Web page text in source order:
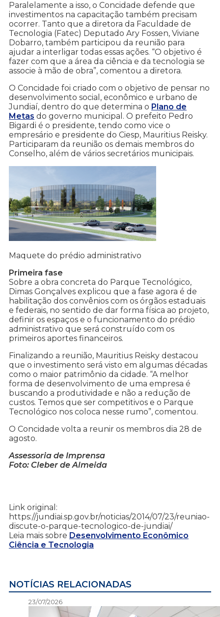
Paralelamente a isso, o Concidade defende que
investimentos na capacitação também precisam
ocorrer. Tanto que a diretora da Faculdade de
Tecnologia (Fatec) Deputado Ary Fossen, Viviane
Dobarro, também participou da reunião para
ajudar a interligar todas essas ações. “O objetivo é
fazer com que a área da ciência e da tecnologia se
associe à mão de obra”, comentou a diretora.
O Concidade foi criado com o objetivo de pensar no
desenvolvimento social, econômico e urbano de
Jundiaí, dentro do que determina o Plano de
Metas do governo municipal. O prefeito Pedro
Bigardi é o presidente, tendo como vice o
empresário e presidente do Ciesp, Mauritius Reisky.
Participaram da reunião os demais membros do
Conselho, além de vários secretários municipais.
Maquete do prédio administrativo
Primeira fase
Sobre a obra concreta do Parque Tecnológico,
Dimas Gonçalves explicou que a fase agora é de
habilitação dos convênios com os órgãos estaduais
e federais, no sentido de dar forma física ao projeto,
definir os espaços e o funcionamento do prédio
administrativo que será construído com os
primeiros aportes financeiros.
Finalizando a reunião, Mauritius Reisky destacou
que o investimento será visto em algumas décadas
como o maior patrimônio da cidade. “A melhor
forma de desenvolvimento de uma empresa é
buscando a produtividade e não a redução de
custos. Temos que ser competitivos e o Parque
Tecnológico nos coloca nesse rumo”, comentou.
O Concidade volta a reunir os membros dia 28 de
agosto.
Assessoria de Imprensa
Foto: Cleber de Almeida
Link original:
https://jundiai.sp.gov.br/noticias/2014/07/23/reuniao-
discute-o-parque-tecnologico-de-jundiai/
Leia mais sobre Desenvolvimento Econômico
Ciência e Tecnologia
NOTÍCIAS RELACIONADAS
23/07/2026